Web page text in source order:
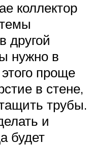
коллектор
другой
нужно в
проще
в стене,
трубы.
и
будет